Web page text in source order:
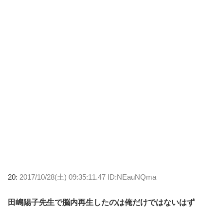
20: 2017/10/28(土) 09:35:11.47 ID:NEauNQma
田嶋陽子先生で脳内再生したのは俺だけではないはず